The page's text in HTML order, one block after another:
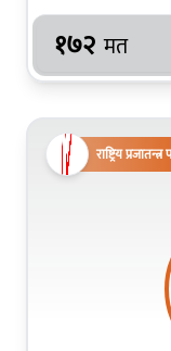
१७२ मत
राष्ट्रिय प्रजातन्त्र